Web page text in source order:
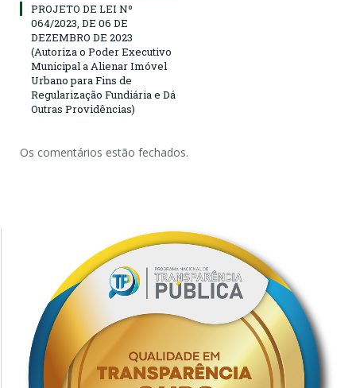
PROJETO DE LEI Nº
064/2023, DE 06 DE
DEZEMBRO DE 2023
(Autoriza o Poder Executivo
Municipal a Alienar Imóvel
Urbano para Fins de
Regularização Fundiária e Dá
Outras Providências)
Os comentários estão fechados.